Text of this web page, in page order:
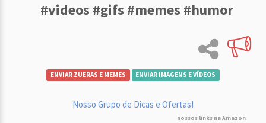
#videos #gifs #memes #humor
ENVIAR ZUERAS E MEMES ENVIAR IMAGENS E VÍDEOS
Nosso Grupo de Dicas e Ofertas!
nossos links na Amazon